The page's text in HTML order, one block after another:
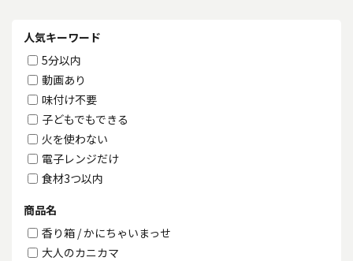
人気キーワード
5分以内
動画あり
味付け不要
子どもでもできる
火を使わない
電子レンジだけ
食材3つ以内
商品名
香り箱 / かにちゃいまっせ
大人のカニカマ